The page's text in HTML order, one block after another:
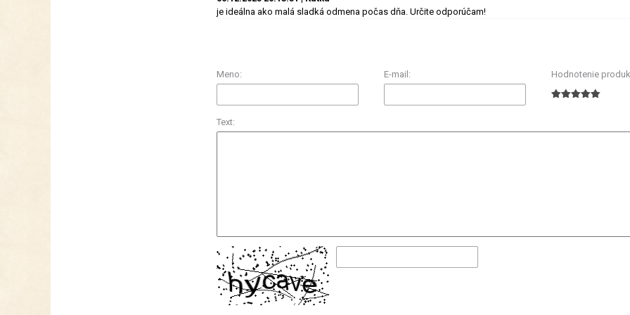
je ideálna ako malá sladká odmena počas dňa. Určite odporúčam!
Meno: E-mail: Hodnotenie
Text: